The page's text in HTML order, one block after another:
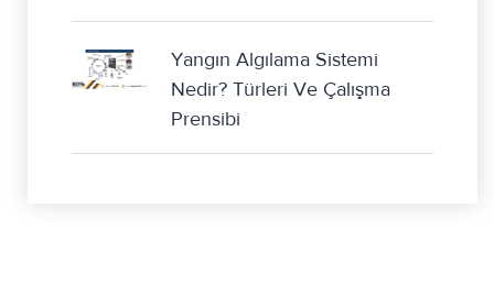
Yangın Algılama Sistemi
Nedir? Türleri Ve Çalışma
Prensibi